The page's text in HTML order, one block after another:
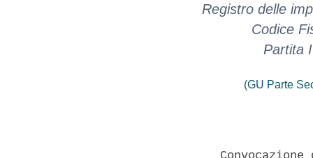
Registro delle
Codice
Partita
(GU Parte